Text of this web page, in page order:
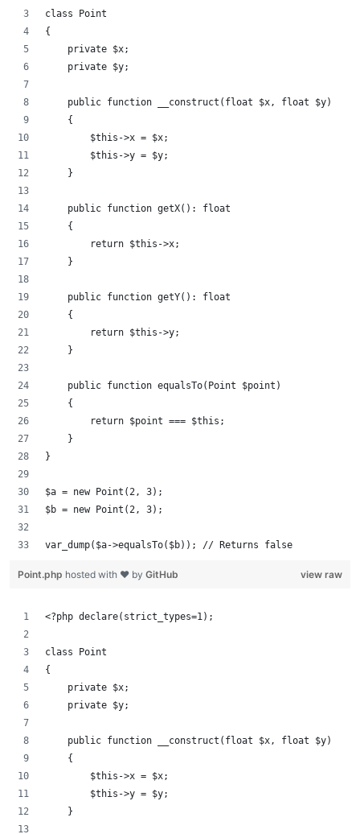
class Point
{
    private $x;
    private $y;
    public function __construct(float $x, float $y)
    {
        $this->x = $x;
        $this->y = $y;
    }
    public function getX(): float
    {
        return $this->x;
    }
    public function getY(): float
    {
        return $this->y;
    }
    public function equalsTo(Point $point)
    {
        return $point === $this;
    }
}
$a = new Point(2, 3);
$b = new Point(2, 3);
var_dump($a->equalsTo($b)); // Returns false
view raw
Point.php hosted with ❤ by GitHub
<?php declare(strict_types=1);
class Point
{
    private $x;
    private $y;
    public function __construct(float $x, float $y)
    {
        $this->x = $x;
        $this->y = $y;
    }